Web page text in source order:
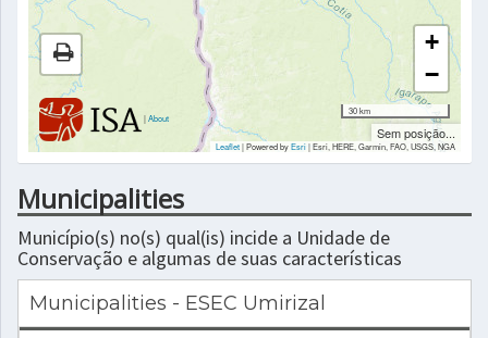
|About
+
−
30 km
Sem posição...
Leaflet| Powered byEsri|Esri, HERE, Garmin, FAO, USGS, NGA
Municipalities
Município(s) no(s) qual(is) incide a Unidade de
Conservação e algumas de suas características
Municipalities - ESEC Umirizal